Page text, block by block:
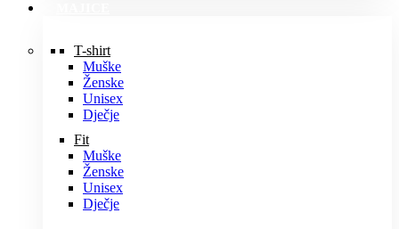
T-shirt
Muške
Ženske
Unisex
Dječje
Fit
Muške
Ženske
Unisex
Dječje